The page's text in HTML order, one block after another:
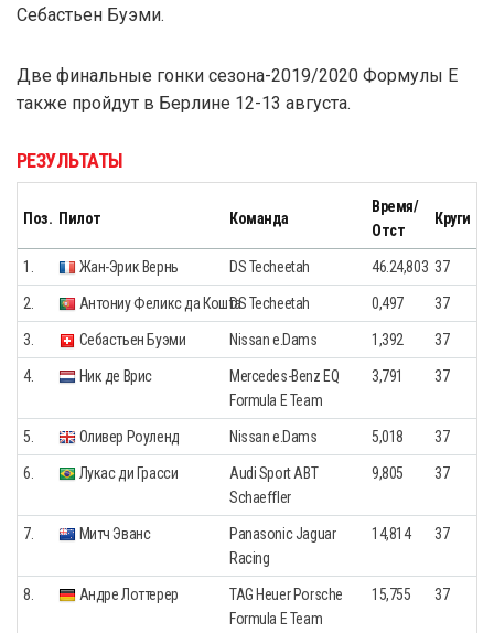
Себастьен Буэми.
Две финальные гонки сезона-2019/2020 Формулы E
также пройдут в Берлине 12-13 августа.
РЕЗУЛЬТАТЫ
Поз. Пилот Команда
Время/
Отст
Круги
1. Жан-Эрик Вернь DS Techeetah 46.24,803 37
2. Антониу Феликс да КоштаDS Techeetah 0,497 37
3. Себастьен Буэми Nissan e.Dams 1,392 37
4. Ник де Врис
Mercedes-Benz EQ
Formula E Team
3,791 37
5. Оливер Роуленд Nissan e.Dams 5,018 37
6. Лукас ди Грасси
Audi Sport ABT
Schaeffler
9,805 37
7. Митч Эванс
Panasonic Jaguar
Racing
14,814 37
8. Андре Лоттерер
TAG Heuer Porsche
Formula E Team
15,755 37